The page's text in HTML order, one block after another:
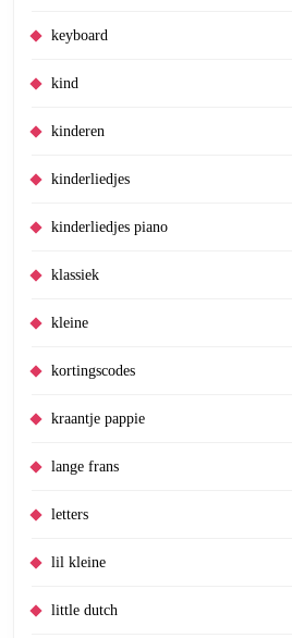
keyboard
kind
kinderen
kinderliedjes
kinderliedjes piano
klassiek
kleine
kortingscodes
kraantje pappie
lange frans
letters
lil kleine
little dutch